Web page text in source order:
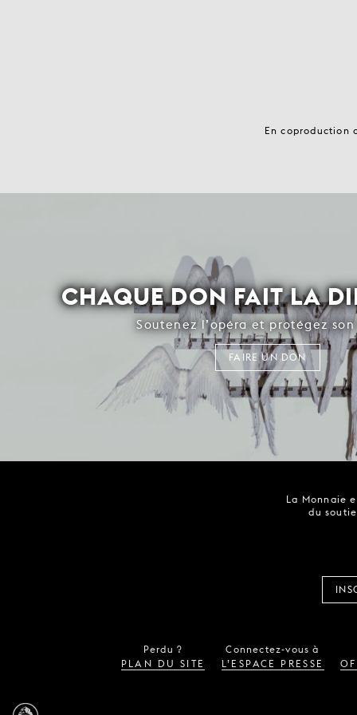
En coproduction
CHAQUE DON FAIT LA
Soutenez l’opéra et protégez
FAIRE UN DON
La Monnaie
du
Perdu ?
PLAN DU SITE
Connectez-vous à
L’ESPACE PRESSE